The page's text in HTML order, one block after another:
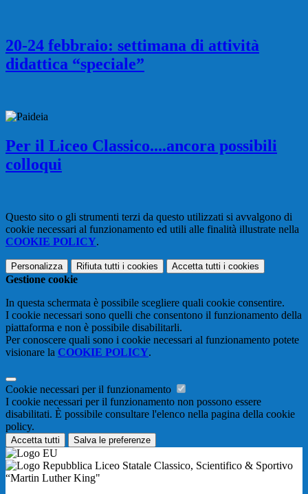
20-24 febbraio: settimana di attività
didattica “speciale”
Per il Liceo Classico....ancora possibili
colloqui
Questo sito o gli strumenti terzi da questo utilizzati si avvalgono di
cookie necessari al funzionamento ed utili alle finalità illustrate nella
COOKIE POLICY.
Personalizza Rifiuta tutti i cookies Accetta tutti i cookies
Gestione cookie
In questa schermata è possibile scegliere quali cookie consentire.
I cookie necessari sono quelli che consentono il funzionamento della
piattaforma e non è possibile disabilitarli.
Per conoscere quali sono i cookie necessari al funzionamento potete
visionare la COOKIE POLICY.
Cookie necessari per il funzionamento
I cookie necessari per il funzionamento non possono essere
disabilitati. È possibile consultare l'elenco nella pagina della cookie
policy.
Accetta tutti Salva le preferenze
Liceo Statale Classico, Scientifico & Sportivo
“Martin Luther King"